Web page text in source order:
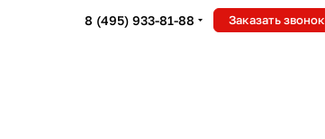
8 (495) 933-81-88 Заказать звонок